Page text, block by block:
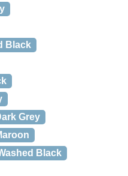
Black
Grey
Black